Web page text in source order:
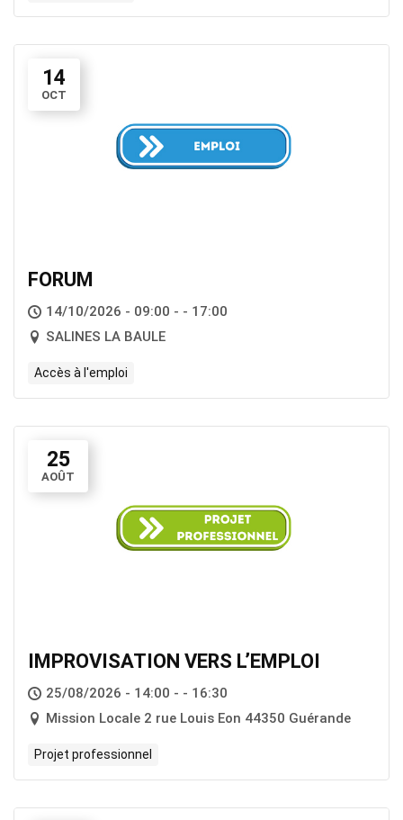
14
OCT
FORUM
14/10/2026 - 09:00 - - 17:00
SALINES LA BAULE
Accès à l'emploi
25
AOÛT
IMPROVISATION VERS L’EMPLOI
25/08/2026 - 14:00 - - 16:30
Mission Locale 2 rue Louis Eon 44350 Guérande
Projet professionnel